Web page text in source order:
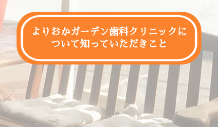
よりおかガーデン歯科クリニックに
ついて知っていただきこと